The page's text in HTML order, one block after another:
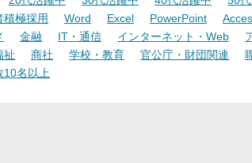
積極採用
Word Excel PowerPoint
金融 IT・通信 インターネット・Web
祉
商社 学校・教育 官公庁・財団関連
10名以上